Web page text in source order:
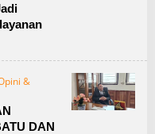
&
DAN